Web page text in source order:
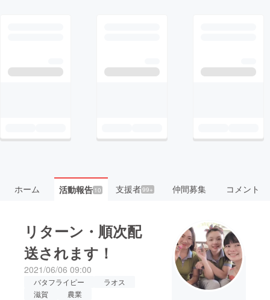
ホーム 活動報告10 支援者99+ 仲間募集 コメント
リターン・順次配
送されます！
2021/06/06 09:00
バタフライピー
ラオス
滋賀
農業